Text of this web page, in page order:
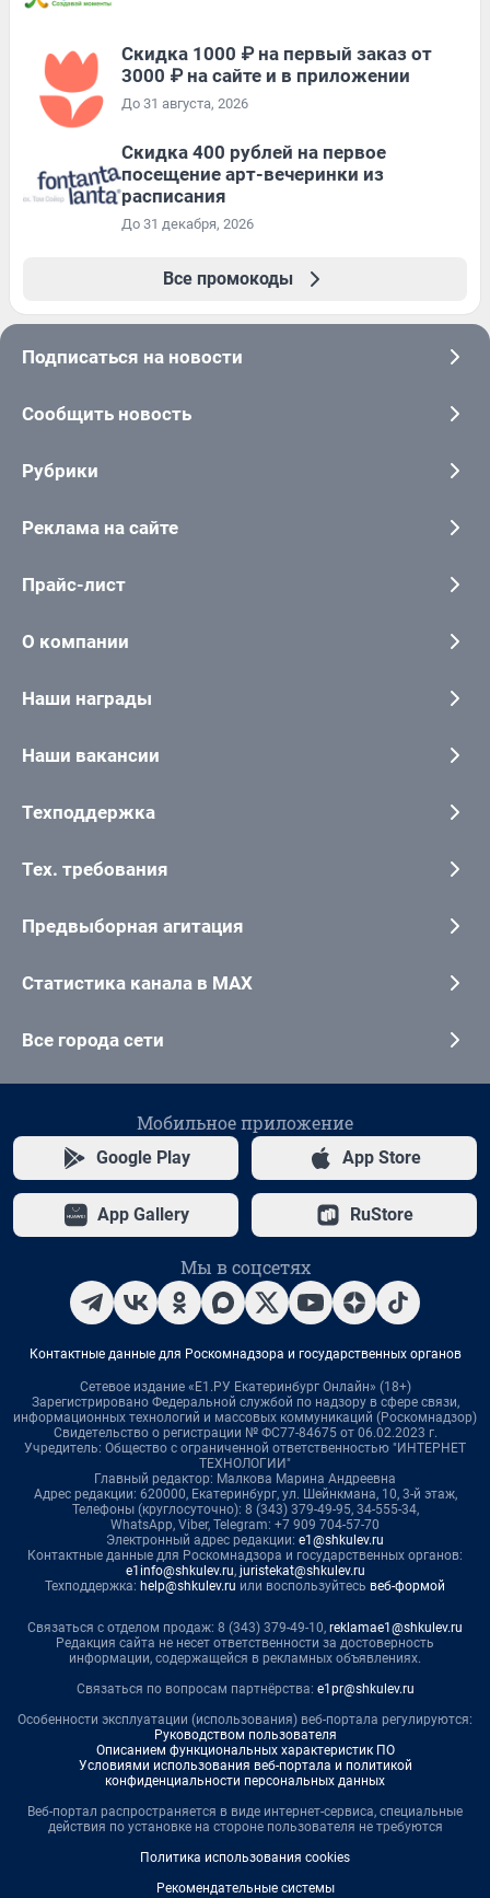
Скидка 1000 ₽ на первый заказ от
3000 ₽ на сайте и в приложении
До 31 августа, 2026
Cкидка 400 рублей на первое
посещение арт-вечеринки из
расписания
До 31 декабря, 2026
Все промокоды
Подписаться на новости
Сообщить новость
Рубрики
Реклама на сайте
Прайс-лист
О компании
Наши награды
Наши вакансии
Техподдержка
Тех. требования
Предвыборная агитация
Статистика канала в MAX
Все города сети
Мобильное приложение
Google Play App Store
App Gallery RuStore
Мы в соцсетях
Контактные данные для Роскомнадзора и государственных органов
Сетевое издание «Е1.РУ Екатеринбург Онлайн» (18+)
Зарегистрировано Федеральной службой по надзору в сфере связи,
информационных технологий и массовых коммуникаций (Роскомнадзор)
Свидетельство о регистрации № ФС77-84675 от 06.02.2023 г.
Учредитель: Общество с ограниченной ответственностью "ИНТЕРНЕТ
ТЕХНОЛОГИИ"
Главный редактор: Малкова Марина Андреевна
Адрес редакции: 620000, Екатеринбург, ул. Шейнкмана, 10, 3-й этаж,
Телефоны (круглосуточно): 8 (343) 379-49-95, 34-555-34,
WhatsApp, Viber, Telegram: +7 909 704-57-70
Электронный адрес редакции: e1@shkulev.ru
Контактные данные для Роскомнадзора и государственных органов:
e1info@shkulev.ru, juristekat@shkulev.ru
Техподдержка: help@shkulev.ru или воспользуйтесь веб-формой
Связаться с отделом продаж: 8 (343) 379-49-10, reklamae1@shkulev.ru
Редакция сайта не несет ответственности за достоверность
информации, содержащейся в рекламных объявлениях.
Связаться по вопросам партнёрства: e1pr@shkulev.ru
Особенности эксплуатации (использования) веб-портала регулируются:
Руководством пользователя
Описанием функциональных характеристик ПО
Условиями использования веб-портала и политикой
конфиденциальности персональных данных
Веб-портал распространяется в виде интернет-сервиса, специальные
действия по установке на стороне пользователя не требуются
Политика использования cookies
Рекомендательные системы